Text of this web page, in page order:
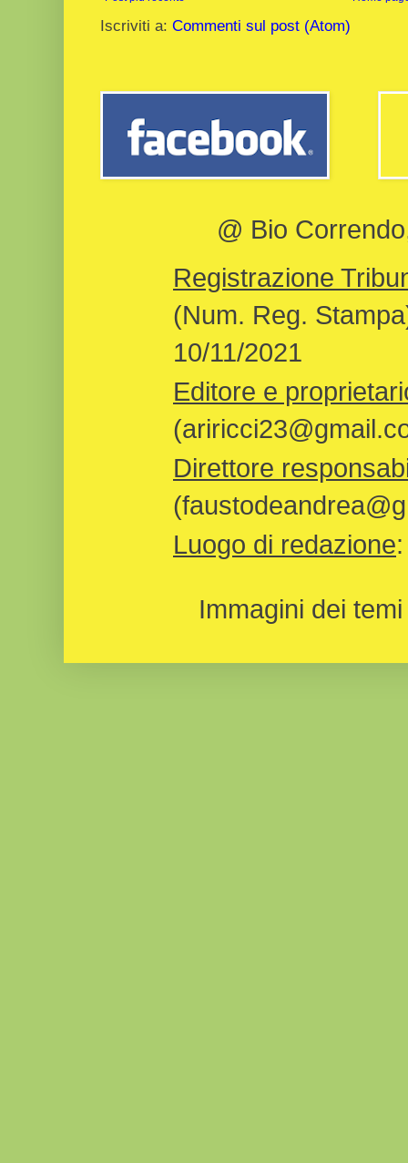
Iscriviti a: Commenti sul post (Atom)
@ Bio
Registrazione
(Num. Reg.
10/11/2021
Editore e
Direttore
Luogo di redazione
Immagini dei